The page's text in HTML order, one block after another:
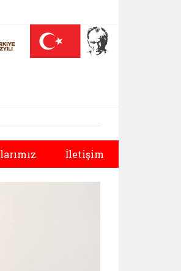
sayfası (yeni sekmede açılır)
İletişim
Sonraki